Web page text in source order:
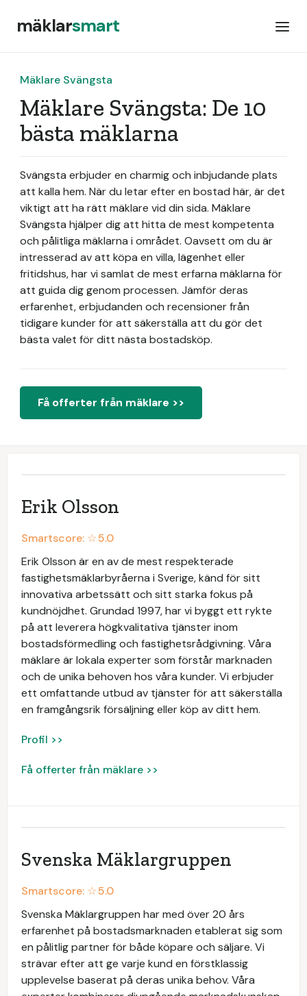
mäklarsmart
Mäklare Svängsta
Mäklare Svängsta: De 10
bästa mäklarna
Svängsta erbjuder en charmig och inbjudande plats
att kalla hem. När du letar efter en bostad här, är det
viktigt att ha rätt mäklare vid din sida. Mäklare
Svängsta hjälper dig att hitta de mest kompetenta
och pålitliga mäklarna i området. Oavsett om du är
intresserad av att köpa en villa, lägenhet eller
fritidshus, har vi samlat de mest erfarna mäklarna för
att guida dig genom processen. Jämför deras
erfarenhet, erbjudanden och recensioner från
tidigare kunder för att säkerställa att du gör det
bästa valet för ditt nästa bostadsköp.
Få offerter från mäklare >>
Erik Olsson
Smartscore: ☆5.0
Erik Olsson är en av de mest respekterade
fastighetsmäklarbyråerna i Sverige, känd för sitt
innovativa arbetssätt och sitt starka fokus på
kundnöjdhet. Grundad 1997, har vi byggt ett rykte
på att leverera högkvalitativa tjänster inom
bostadsförmedling och fastighetsrådgivning. Våra
mäklare är lokala experter som förstår marknaden
och de unika behoven hos våra kunder. Vi erbjuder
ett omfattande utbud av tjänster för att säkerställa
en framgångsrik försäljning eller köp av ditt hem.
Profil >>
Få offerter från mäklare >>
Svenska Mäklargruppen
Smartscore: ☆5.0
Svenska Mäklargruppen har med över 20 års
erfarenhet på bostadsmarknaden etablerat sig som
en pålitlig partner för både köpare och säljare. Vi
strävar efter att ge varje kund en förstklassig
upplevelse baserat på deras unika behov. Våra